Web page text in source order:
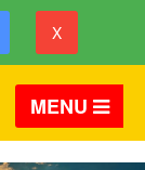
X
MENU